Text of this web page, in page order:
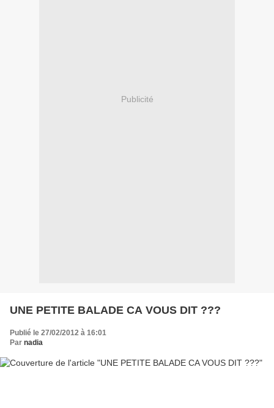
Publicité
UNE PETITE BALADE CA VOUS DIT ???
Publié le 27/02/2012 à 16:01
Par nadia